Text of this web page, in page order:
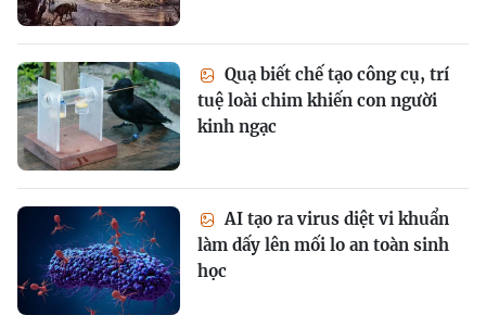
Quạ biết chế tạo công cụ, trí
tuệ loài chim khiến con người
kinh ngạc
AI tạo ra virus diệt vi khuẩn
làm dấy lên mối lo an toàn sinh
học